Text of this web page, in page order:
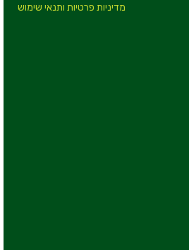
מדיניות פרטיות ותנאי שימוש